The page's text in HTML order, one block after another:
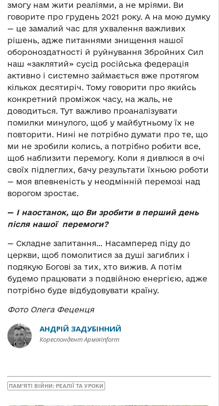
змогу нам жити реаліями, а не мріями. Ви
говорите про грудень 2021 року. А на мою думку
— це замалий час для ухвалення важливих
рішень, адже питаннями знищення нашої
обороноздатності й руйнування Збройних Сил
наш «заклятий» сусід російська федерація
активно і системно займається вже протягом
кількох десятиріч. Тому говорити про якийсь
конкретний проміжок часу, на жаль, не
доводиться. Тут важливо проаналізувати
помилки минулого, щоб у майбутньому їх не
повторити. Нині не потрібно думати про те, що
ми не зробили колись, а потрібно робити все,
щоб наблизити перемогу. Коли я дивлюся в очі
своїх підлеглих, бачу результати їхньою роботи
— моя впевненість у неодмінній перемозі над
ворогом зростає.
— І наостанок, що Ви зробити в перший день
після нашої перемоги?
— Складне запитання… Насамперед піду до
церкви, щоб помолитися за душі загиблих і
подякую Богові за тих, хто вижив. А потім
будемо працювати з подвійною енергією, адже
потрібно буде відбудовувати країну.
Фото Олега Феценця
АНДРІЙ ЗАДУБІННИЙ
Кореспондент АрміяInform
ПАМ’ЯТІ ВІЙНИ: РЕАЛІЇ ТА УРОКИ